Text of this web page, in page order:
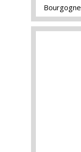
Bourgogne